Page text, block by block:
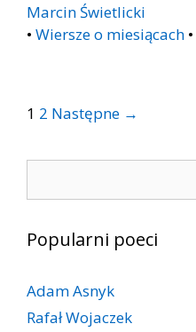
Marcin Świetlicki
• Wiersze o miesiącach •
Post
1 2 Następne →
Popularni poeci
Adam Asnyk
Rafał Wojaczek